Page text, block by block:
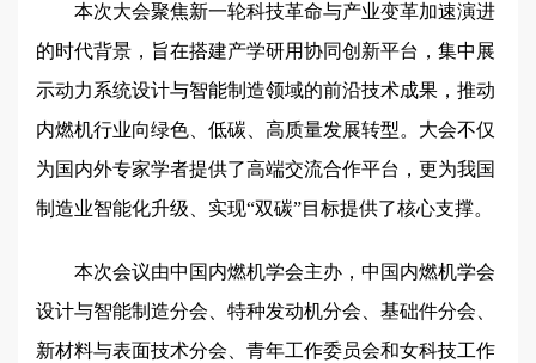
本次大会聚焦新一轮科技革命与产业变革加速演进
的时代背景，旨在搭建产学研用协同创新平台，集中展
示动力系统设计与智能制造领域的前沿技术成果，推动
内燃机行业向绿色、低碳、高质量发展转型。大会不仅
为国内外专家学者提供了高端交流合作平台，更为我国
制造业智能化升级、实现“双碳”目标提供了核心支撑。
本次会议由中国内燃机学会主办，中国内燃机学会
设计与智能制造分会、特种发动机分会、基础件分会、
新材料与表面技术分会、青年工作委员会和女科技工作